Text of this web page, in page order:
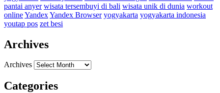
pantai anyer wisata tersembuyi di bali wisata unik di dunia workout
onlineYandexYandex Browser yogyakarta yogyakarta indonesia
youtap pos zet besi
Archives
Archives
Categories